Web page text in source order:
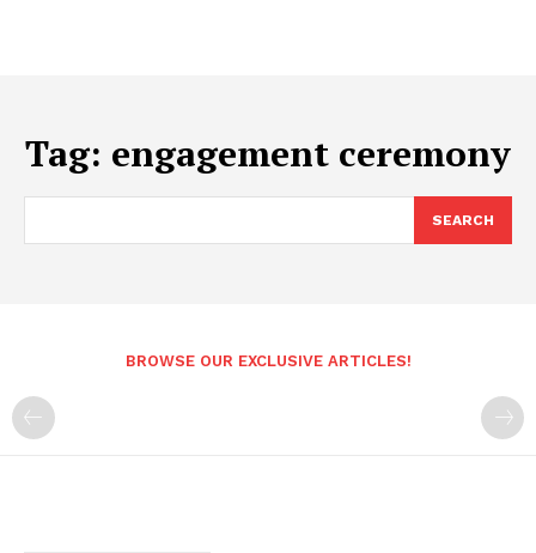
Tag: engagement ceremony
SEARCH
BROWSE OUR EXCLUSIVE ARTICLES!